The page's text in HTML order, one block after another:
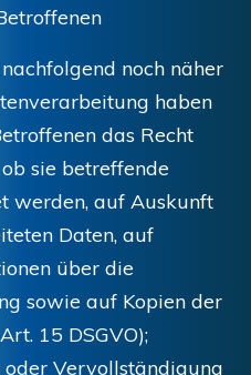
noch näher
haben
das Recht
sie betreffende
werden, auf Auskunft
Daten, auf
über die
sowie auf Kopien der
15 DSGVO);
Vervollständigung